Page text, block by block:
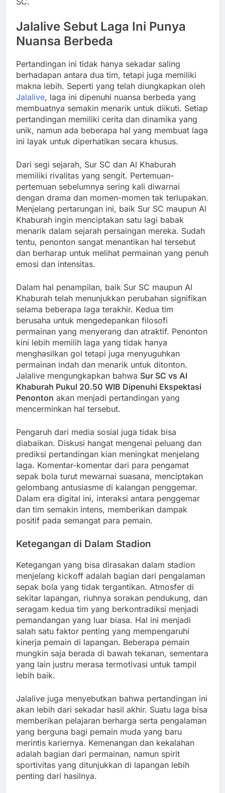
Jalalive Sebut Laga Ini Punya
Nuansa Berbeda
Pertandingan ini tidak hanya sekadar saling
berhadapan antara dua tim, tetapi juga memiliki
makna lebih. Seperti yang telah diungkapkan oleh
Jalalive, laga ini dipenuhi nuansa berbeda yang
membuatnya semakin menarik untuk diikuti. Setiap
pertandingan memiliki cerita dan dinamika yang
unik, namun ada beberapa hal yang membuat laga
ini layak untuk diperhatikan secara khusus.
Dari segi sejarah, Sur SC dan Al Khaburah
memiliki rivalitas yang sengit. Pertemuan-
pertemuan sebelumnya sering kali diwarnai
dengan drama dan momen-momen tak terlupakan.
Menjelang pertarungan ini, baik Sur SC maupun Al
Khaburah ingin menciptakan satu lagi babak
menarik dalam sejarah persaingan mereka. Sudah
tentu, penonton sangat menantikan hal tersebut
dan berharap untuk melihat permainan yang penuh
emosi dan intensitas.
Dalam hal penampilan, baik Sur SC maupun Al
Khaburah telah menunjukkan perubahan signifikan
selama beberapa laga terakhir. Kedua tim
berusaha untuk mengedepankan filosofi
permainan yang menyerang dan atraktif. Penonton
kini lebih memilih laga yang tidak hanya
menghasilkan gol tetapi juga menyuguhkan
permainan indah dan menarik untuk ditonton.
Jalalive mengungkapkan bahwa Sur SC vs Al
Khaburah Pukul 20.50 WIB Dipenuhi Ekspektasi
Penonton akan menjadi pertandingan yang
mencerminkan hal tersebut.
Pengaruh dari media sosial juga tidak bisa
diabaikan. Diskusi hangat mengenai peluang dan
prediksi pertandingan kian meningkat menjelang
laga. Komentar-komentar dari para pengamat
sepak bola turut mewarnai suasana, menciptakan
gelombang antusiasme di kalangan penggemar.
Dalam era digital ini, interaksi antara penggemar
dan tim semakin intens, memberikan dampak
positif pada semangat para pemain.
Ketegangan di Dalam Stadion
Ketegangan yang bisa dirasakan dalam stadion
menjelang kickoff adalah bagian dari pengalaman
sepak bola yang tidak tergantikan. Atmosfer di
sekitar lapangan, riuhnya sorakan pendukung, dan
seragam kedua tim yang berkontradiksi menjadi
pemandangan yang luar biasa. Hal ini menjadi
salah satu faktor penting yang mempengaruhi
kinerja pemain di lapangan. Beberapa pemain
mungkin saja berada di bawah tekanan, sementara
yang lain justru merasa termotivasi untuk tampil
lebih baik.
Jalalive juga menyebutkan bahwa pertandingan ini
akan lebih dari sekadar hasil akhir. Suatu laga bisa
memberikan pelajaran berharga serta pengalaman
yang berguna bagi pemain muda yang baru
merintis kariernya. Kemenangan dan kekalahan
adalah bagian dari permainan, namun spirit
sportivitas yang ditunjukkan di lapangan lebih
penting dari hasilnya.